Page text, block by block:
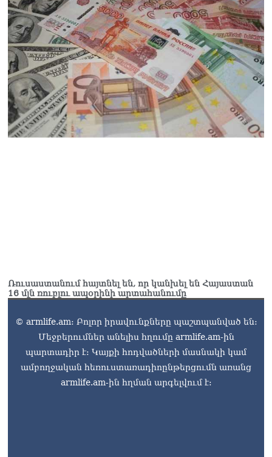
Ռուսաստանում հայտնել են, որ կանխել են Հայաստան
16 մլն ռուբլու ապօրինի արտահանումը
© armlife.am: Բոլոր իրավունքները պաշտպանված են:
Մեջբերումներ անելիս հղումը armlife.am-ին
պարտադիր է: Կայքի հոդվածների մասնակի կամ
ամբողջական հեռուստառադիոընթերցումն առանց
armlife.am-ին հղման արգելվում է: